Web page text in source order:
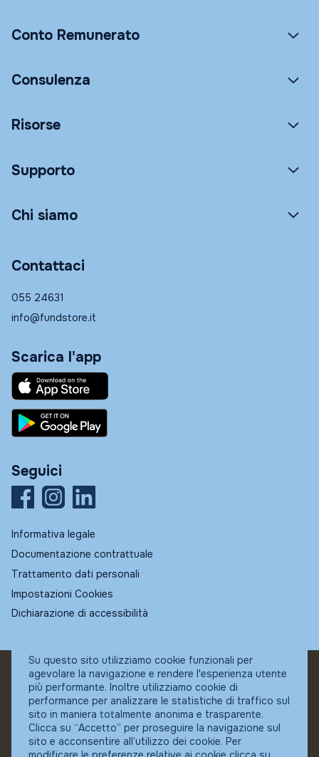
Conto Remunerato
Consulenza
Risorse
Supporto
Chi siamo
Contattaci
055 24631
info@fundstore.it
Scarica l'app
Seguici
Informativa legale
Documentazione contrattuale
Trattamento dati personali
Impostazioni Cookies
Dichiarazione di accessibilità
© Fundstore
Collocatore autorizzato:
Banca Ifigest SpA
P.Iva: 04337180485
Su questo sito utilizziamo cookie funzionali per
agevolare la navigazione e rendere l'esperienza utente
più performante. Inoltre utilizziamo cookie di
performance per analizzare le statistiche di traffico sul
sito in maniera totalmente anonima e trasparente.
Clicca su “Accetto” per proseguire la navigazione sul
sito e acconsentire all’utilizzo dei cookie. Per